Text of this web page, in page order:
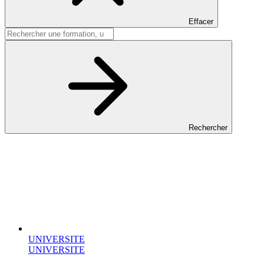
Effacer
Rechercher
UNIVERSITE
UNIVERSITE